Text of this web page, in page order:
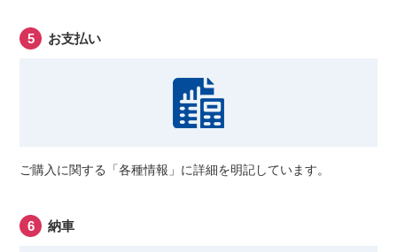
お支払い
ご購入に関する「各種情報」に詳細を明記しています。
納車